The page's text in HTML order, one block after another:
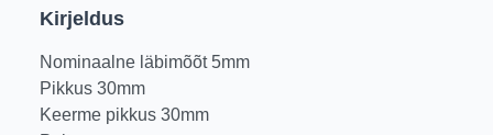
Kirjeldus
Nominaalne läbimõõt 5mm
Pikkus 30mm
Keerme pikkus 30mm